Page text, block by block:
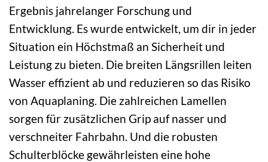
Ergebnis jahrelanger Forschung und
Entwicklung. Es wurde entwickelt, um dir in jeder
Situation ein Höchstmaß an Sicherheit und
Leistung zu bieten. Die breiten Längsrillen leiten
Wasser effizient ab und reduzieren so das Risiko
von Aquaplaning. Die zahlreichen Lamellen
sorgen für zusätzlichen Grip auf nasser und
verschneiter Fahrbahn. Und die robusten
Schulterblöcke gewährleisten eine hohe